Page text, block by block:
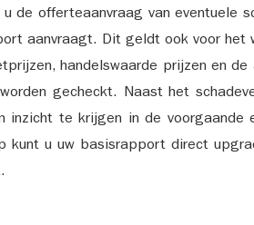
de offerteaanvraag van eventuele
aanvraagt. Dit geldt ook voor
handelswaarde prijzen en
gecheckt. Naast het
inzicht te krijgen in de voorgaande
kunt u uw basisrapport direct